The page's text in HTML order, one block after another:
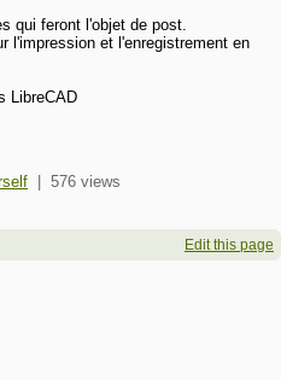
qui feront l'objet de post.
l'impression et l'enregistrement en
LibreCAD
576 views
Edit this page